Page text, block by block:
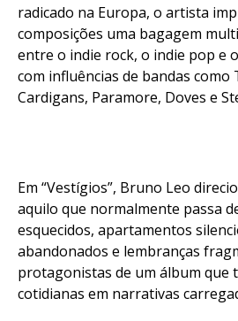
radicado na Europa, o artista
composições uma bagagem
entre o indie rock, o indie pop e
com influências de bandas como
Cardigans, Paramore, Doves e
Em “Vestígios”, Bruno Leo
aquilo que normalmente passa
esquecidos, apartamentos
abandonados e lembranças
protagonistas de um álbum que
cotidianas em narrativas